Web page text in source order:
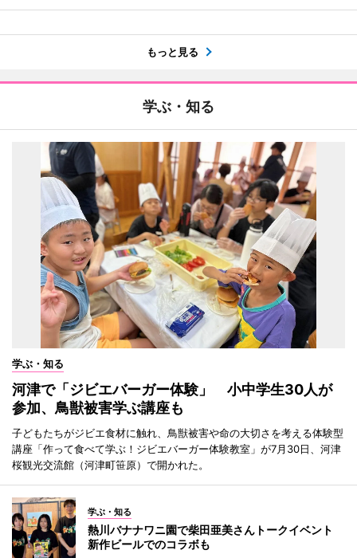
もっと見る
学ぶ・知る
学ぶ・知る
河津で「ジビエバーガー体験」 小中学生30人が
参加、鳥獣被害学ぶ講座も
子どもたちがジビエ食材に触れ、鳥獣被害や命の大切さを考える体験型
講座「作って食べて学ぶ！ジビエバーガー体験教室」が7月30日、河津
桜観光交流館（河津町笹原）で開かれた。
学ぶ・知る
熱川バナナワニ園で柴田亜美さんトークイベント
新作ビールでのコラボも